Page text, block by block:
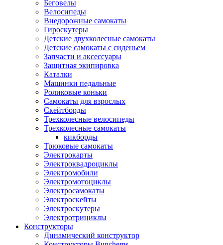
Беговелы
Велосипеды
Внедорожные самокаты
Гироскутеры
Детские двухколесные самокаты
Детские самокаты с сиденьем
Запчасти и аксессуары
Защитная экипировка
Каталки
Машинки педальные
Роликовые коньки
Самокаты для взрослых
Скейтборды
Трехколесные велосипеды
Трехколесные самокаты
кикборды
Трюковые самокаты
Электрокарты
Электроквадроциклы
Электромобили
Электромотоциклы
Электросамокаты
Электроскейты
Электроскутеры
Электротрициклы
Конструкторы
Динамический конструктор